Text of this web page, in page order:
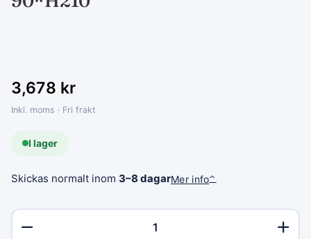
3,678 kr
Inkl. moms · Fri frakt
I lager
Skickas normalt inom 3–8 dagarMer info⌃